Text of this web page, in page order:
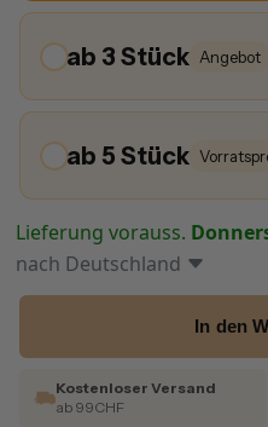
ab 3 Stück Angebot
ab 5 Stück
Lieferung vorauss.
nach Deutschland
In den
Kostenloser Versand
ab 99CHF